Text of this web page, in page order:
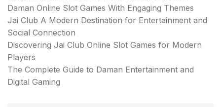
Daman Online Slot Games With Engaging Themes
Jai Club A Modern Destination for Entertainment and
Social Connection
Discovering Jai Club Online Slot Games for Modern
Players
The Complete Guide to Daman Entertainment and
Digital Gaming